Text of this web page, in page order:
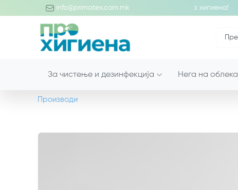
info@primatex.com.mk
во светот на професионалните производи за хигиена!
За чистење и дезинфекција Нега на облека
Производи